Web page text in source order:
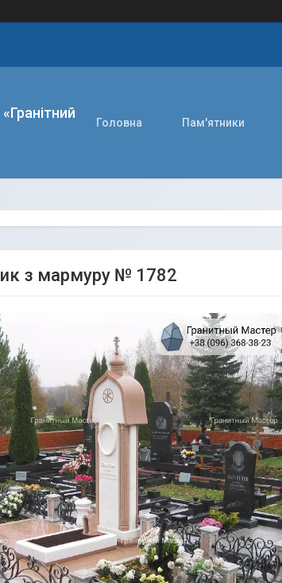
Головна Пам'ятники
з мармуру № 1782